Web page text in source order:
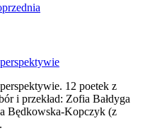
12 poetek z
i przekład: Zofia Bałdyga
Będkowska-Kopczyk (z